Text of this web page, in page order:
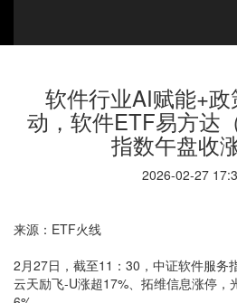
软件行业AI赋能+
动，软件ETF易方达
指数午盘收
2026-02-27
来源：ETF火线
2月27日，截至11：30，中证软件服务
云天励飞-U涨超17%、拓维信息涨停，